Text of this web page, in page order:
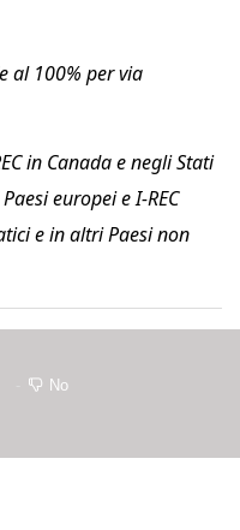
al 100% per via
in Canada e negli Stati
europei e I-REC
e in altri Paesi non
No